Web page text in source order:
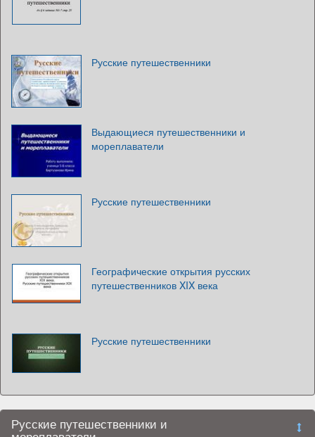
Русские путешественники
Выдающиеся путешественники и
мореплаватели
Русские путешественники
Географические открытия русских
путешественников XIX века
Русские путешественники
Русские путешественники и